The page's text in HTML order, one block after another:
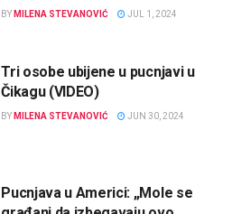
BY MILENA STEVANOVIĆ JUL 1, 2024
Tri osobe ubijene u pucnjavi u
Čikagu (VIDEO)
BY MILENA STEVANOVIĆ JUN 30, 2024
Pucnjava u Americi: „Mole se